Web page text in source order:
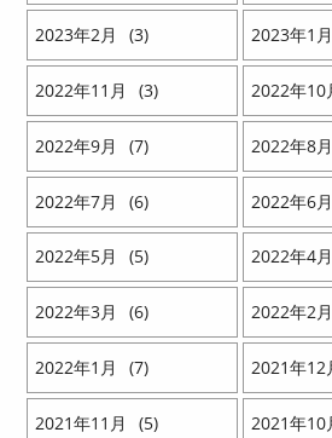
2023 2 3 2023 1
2022 11 3 2022 10
2022 9 7 2022 8
2022 7 6 2022 6
2022 5 5 2022 4
2022 3 6 2022 2
2022 1 7 2021 12
2021 11 5 2021 10